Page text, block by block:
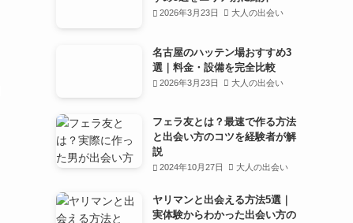
2026年3月23日 大人の出会い
名古屋のハッテン場おすすめ3
選｜料金・設備を完全比較
2026年3月23日 大人の出会い
フェラ友とは？最速で作る方法
と出会い方のコツを経験者が解
説
2024年10月27日 大人の出会い
ヤリマンと出会える方法5選｜
実体験からわかった出会い方の